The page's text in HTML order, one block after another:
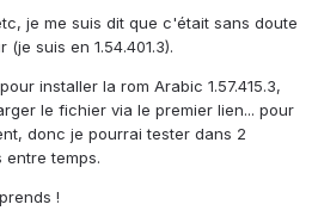
je me suis dit que c'était sans doute
suis en 1.54.401.3).
installer la rom Arabic 1.57.415.3,
le fichier via le premier lien... pour
donc je pourrai tester dans 2
temps.
!